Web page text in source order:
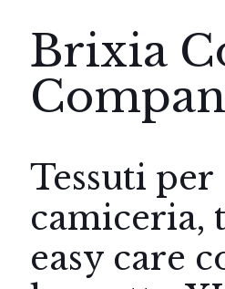
Brixia
Tessuti per
camiceria,
easy care